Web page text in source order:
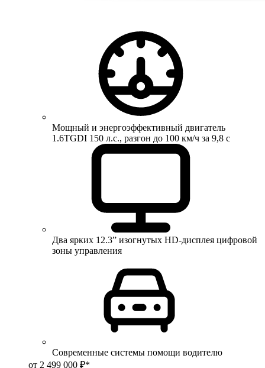
Мощный и энергоэффективный двигатель
1.6TGDI 150 л.с., разгон до 100 км/ч за 9,8 с
Два ярких 12.3” изогнутых HD-дисплея цифровой
зоны управления
Современные системы помощи водителю
от 2 499 000 ₽*